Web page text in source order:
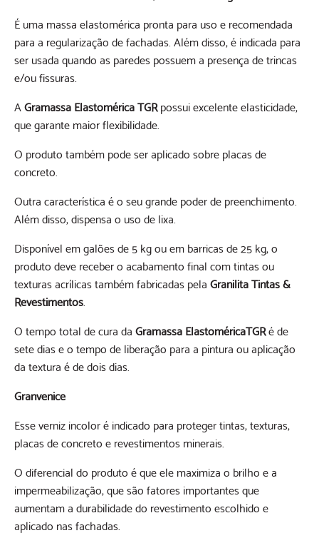
É uma massa elastomérica pronta para uso e recomendada
para a regularização de fachadas. Além disso, é indicada para
ser usada quando as paredes possuem a presença de trincas
e/ou fissuras.
AGramassa Elastomérica TGRpossui excelente elasticidade,
que garante maior flexibilidade.
O produto também pode ser aplicado sobre placas de
concreto.
Outra característica é o seu grande poder de preenchimento.
Além disso, dispensa o uso de lixa.
Disponível em galões de 5 kg ou em barricas de 25 kg, o
produto deve receber o acabamento final com tintas ou
texturas acrílicas também fabricadas pelaGranilita Tintas &
Revestimentos.
O tempo total de cura daGramassa ElastoméricaTGRé de
sete dias e o tempo de liberação para a pintura ou aplicação
da textura é de dois dias.
Granvenice
Esse verniz incolor é indicado para proteger tintas, texturas,
placas de concreto e revestimentos minerais.
O diferencial do produto é que ele maximiza o brilho e a
impermeabilização, que são fatores importantes que
aumentam a durabilidade do revestimento escolhido e
aplicado nas fachadas.